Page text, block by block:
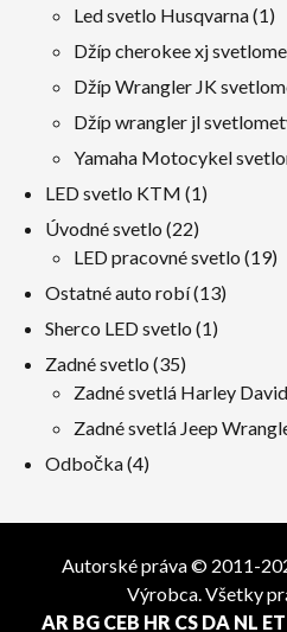
Led svetlo Husqvarna 11
Džíp cherokee xj
Džíp Wrangler JK
Džíp wrangler jl
Yamaha Motocykel
LED svetlo KTM 11
Úvodné svetlo 2222
výrobky
LED pracovné svetlo 1919
Ostatné auto robí 1313
Sherco LED svetlo 11
Zadné svetlo 3535
výrobky
Zadné svetlá Harley
Zadné svetlá Jeep
Odbočka 44
Autorské práva © 2011-
Výrobca. Všetky
AR BG CEB HR CS DA NL ET